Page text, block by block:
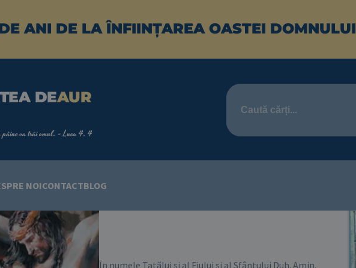
ANI DE LA ÎNFIINȚAREA OASTEI DOMNULUI
DEAUR
pâine va trăi omul. - Luca 4, 4
NOICONTACTBLOGTraian Dorz
În numele Tatălui şi al Fiului şi al Sfântului Duh. Amin.